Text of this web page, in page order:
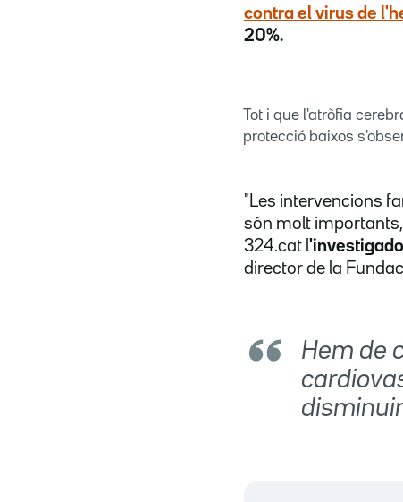
contra el virus de
20%.
Tot i que l'atròfia
protecció baixos
"Les intervencions
són molt
324.cat l
director de la
Hem de